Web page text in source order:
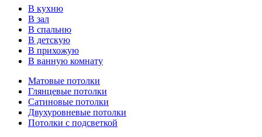
В кухню
В зал
В спальню
В детскую
В прихожую
В ванную комнату
Матовые потолки
Глянцевые потолки
Сатиновые потолки
Двухуровневые потолки
Потолки с подсветкой